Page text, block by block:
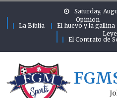
Saturday,
Opinion
La Biblia
El huevo y la gallina
El Contrato de